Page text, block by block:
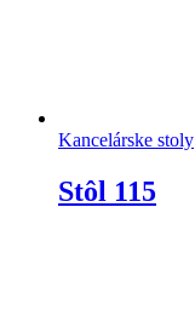
Kancelárske stoly
Stôl 115